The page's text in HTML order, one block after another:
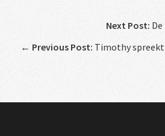
Next Post:
← Previous Post: Timothy spreekt